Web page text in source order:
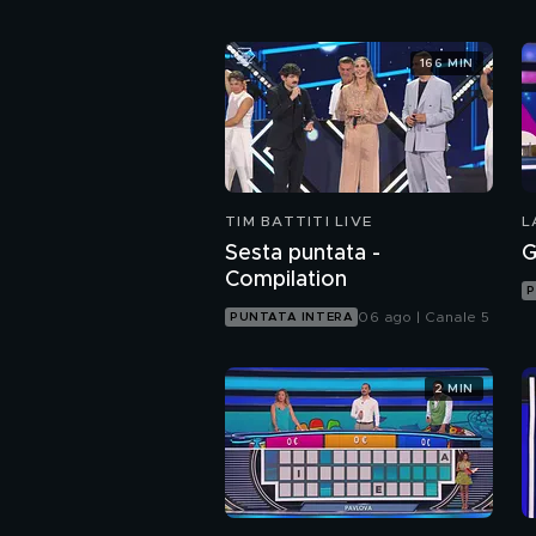
TIM BATTITI LIVE
Sesta puntata -
Compilation
PUNTATA INTERA 06 ago | Canale 5
166 MIN
2 MIN